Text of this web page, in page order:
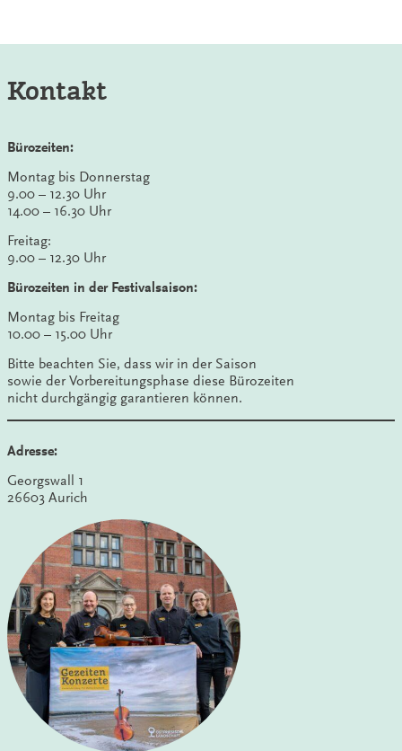
Kontakt
Bürozeiten:
Montag bis Donnerstag
9.00 – 12.30 Uhr
14.00 – 16.30 Uhr
Freitag:
9.00 – 12.30 Uhr
Bürozeiten in der Festivalsaison:
Montag bis Freitag
10.00 – 15.00 Uhr
Bitte beachten Sie, dass wir in der Saison
sowie der Vorbereitungsphase diese Bürozeiten
nicht durchgängig garantieren können.
Adresse:
Georgswall 1
26603 Aurich